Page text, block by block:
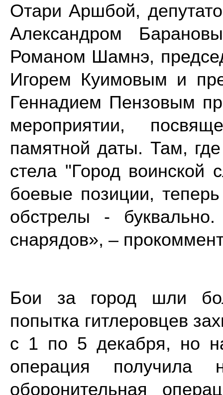
Отари Аршбой,
Александром
Романом Шамнэ,
Игорем Куимовым и
Геннадием Пензовым
мероприятии,
памятной даты. Там,
стела "Город воинской
боевые позиции,
обстрелы -
снарядов», –
Бои за город шли
попытка гитлеровцев
с 1 по 5 декабря, но
операция получила
оборонительная